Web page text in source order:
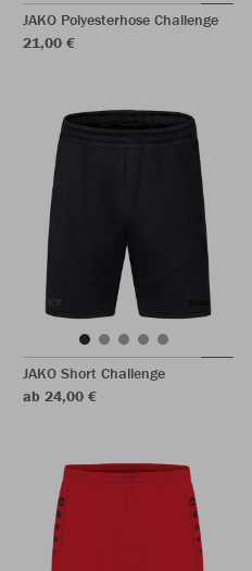
JAKO Polyesterhose Challenge
21,00 €
JAKO Short Challenge
ab 24,00 €